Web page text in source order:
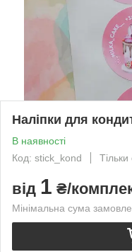
Наліпки для
В наявності
Код: stick_kond
Тільки
від 1 ₴/
Мінімальна сума